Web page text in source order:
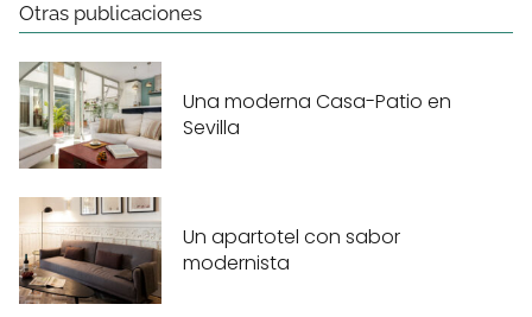
Otras publicaciones
Una moderna Casa-Patio en
Sevilla
Un apartotel con sabor
modernista